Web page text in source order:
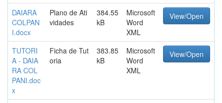
DAIARA
COLPAN
I.docx
Plano de Ati
vidades
384.55
kB
Microsoft
Word
XML
View/Open
TUTORI
A - DAIA
RA COL
PANI.doc
x
Ficha de Tut
oria
383.85
kB
Microsoft
Word
XML
View/Open